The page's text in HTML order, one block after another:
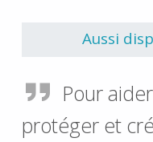
Aussi
Pour
protéger et